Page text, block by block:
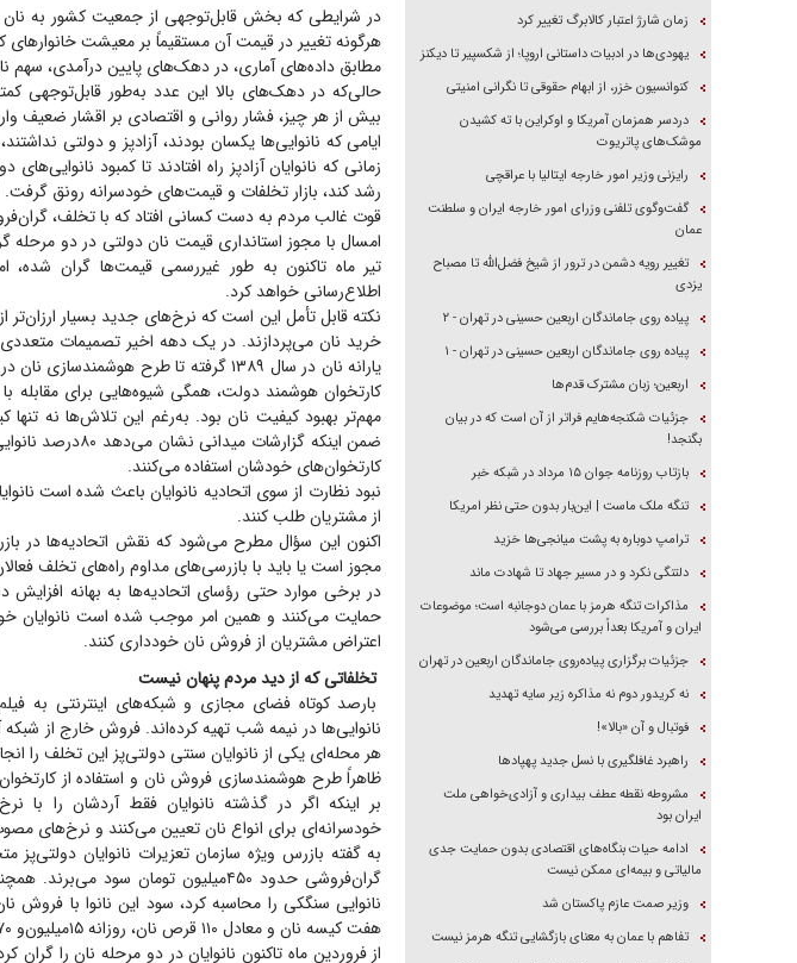
در شرایطی که بخش قابل‌توجهی از جمعیت کشور به نان
هرگونه تغییر در قیمت آن مستقیماً بر معیشت خانوار‌های
حالی‌که در دهک‌های بالا این عدد به‌طور قابل‌توجهی
بیش از هر چیز، فشار روانی و اقتصادی بر اقشار ضعیف
ایامی که نانوایی‌ها یکسان بودند، آزادپز و دولتی
زمانی که نانوایان آزادپز راه افتادند تا کمبود
رشد کند، بازار تخلفات و قیمت‌های خودسرانه رونق گرفت.
قوت غالب مردم به دست کسانی افتاد که با تخلف،
امسال با مجوز استانداری قیمت نان دولتی در دو مرحله
تیر ماه تاکنون به طور غیررسمی قیمت‌ها گران شده،
اطلاع‌رسانی خواهد کرد.
نکته قابل تأمل این است که نرخ‌های جدید بسیار
خرید نان می‌پردازند. در یک دهه اخیر تصمیمات
یارانه نان در سال ۱۳۸۹ گرفته تا طرح
کارتخوان هوشمند دولت، همگی شیوه‌هایی برای مقابله
مهم‌تر بهبود کیفیت نان بود. به‌رغم این تلاش‌ها نه تنها
ضمن اینکه
کارتخوان‌های خودشان استفاده می‌کنند.
نبود نظارت از سوی اتحادیه نانوایان باعث شده است
از مشتریان طلب کنند.
اکنون این سؤال مطرح می‌شود که نقش اتحادیه‌ها در
مجوز است یا باید با بازرسی‌های مداوم راه‌های تخلف
در برخی موارد حتی رؤسای اتحادیه‌ها به بهانه افزایش
حمایت می‌کنند و همین امر موجب شده است نانوایان
اعتراض مشتریان از فروش نان خودداری کنند.
تخلفاتی که از دید مردم پنهان نیست
بارصد کوتاه فضای مجازی و شبکه‌های اینترنتی به
نانوایی‌ها در نیمه شب تهیه کرده‌اند. فروش خارج از
هر محله‌ای یکی از نانوایان سنتی دولتی‌پز این تخلف را
ظاهراً طرح هوشمند‌سازی فروش نان و استفاده از
بر اینکه اگر در گذشته نانوایان فقط آردشان را با
خودسرانه‌ای برای انواع نان تعیین می‌کنند و نرخ‌های
به گفته بازرس ویژه سازمان تعزیرات نانوایان
گران‌فروشی حدود ۴۵۰‌میلیون تومان
هفت کیسه نان و معادل ۱۱۰ قرص نان، روزانه ۱۵‌میلیون‌و ۴۷۰‌هزار تومان و ماهانه ۴۶۲‌میلیون تومان می‌شود.
از فروردین ماه تاکنون نانوایان در دو مرحله نان را
زمان شارژ اعتبار کالابرگ تغییر کرد
یهودی‌ها در ادبیات داستانی اروپا؛ از شکسپیر تا دیکنز
کنوانسیون خزر، از ابهام حقوقی تا نگرانی امنیتی
دردسر همزمان آمریکا و اوکراین با ته کشیدن
موشک‌های پاتریوت
رایزنی وزیر امور خارجه ایتالیا با عراقچی
گفت‌وگوی تلفنی وزرای امور خارجه ایران و سلطنت
عمان
تغییر رویه دشمن در ترور از شیخ فضل‌الله تا مصباح
یزدی
پیاده روی جاماندگان اربعین حسینی در تهران - ۲
پیاده روی جاماندگان اربعین حسینی در تهران - ۱
اربعین؛ زبان مشترک قدم‌ها
جزئیات شکنجه‌هایم فراتر از آن است که در بیان
بگنجد!
بازتاب روزنامه جوان ۱۵ مرداد در شبکه خبر
تنگه ملک ماست | این‌بار بدون حتی نظر امریکا
ترامپ دوباره به پشت میانجی‌ها خزید
دلتنگی نکرد و در مسیر جهاد تا شهادت ماند
مذاکرات تنگه هرمز با عمان دوجانبه است؛ موضوعات
ایران و آمریکا بعداً بررسی می‌شود
جزئیات برگزاری پیاده‌روی جاماندگان اربعین در تهران
نه کریدور دوم نه مذاکره زیر سایه تهدید
فوتبال و آن «بالا»!
راهبرد غافلگیری با نسل جدید پهپاد‌ها
مشروطه نقطه عطف بیداری و آزادی‌خواهی ملت
ایران بود
ادامه حیات بنگاه‌های اقتصادی بدون حمایت جدی
مالیاتی و بیمه‌ای ممکن نیست
وزیر صمت عازم پاکستان شد
تفاهم با عمان به معنای بازگشایی تنگه هرمز نیست